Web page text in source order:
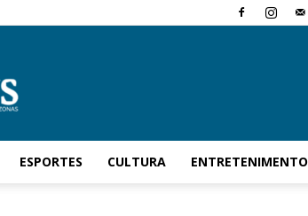
ESPORTES CULTURA ENTRETENIMENTO